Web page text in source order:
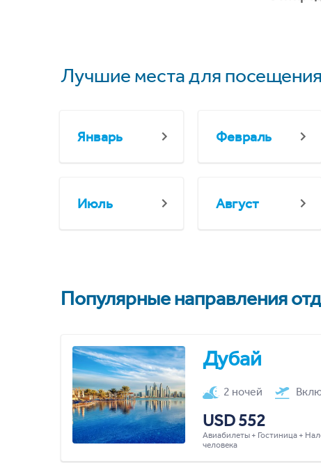
Лучшие места для
Январь Февраль
Июль Август
Популярные направления
Дубай
2 ночей
USD 552
Авиабилеты + Гостиница +
человека